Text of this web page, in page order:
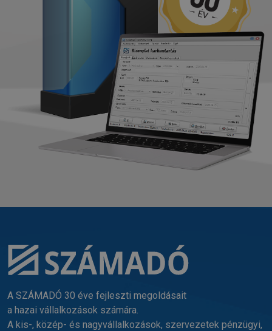
A SZÁMADÓ 30 éve fejleszti megoldásait
a hazai vállalkozások számára.
A kis-, közép- és nagyvállalkozások, szervezetek pénzügyi,